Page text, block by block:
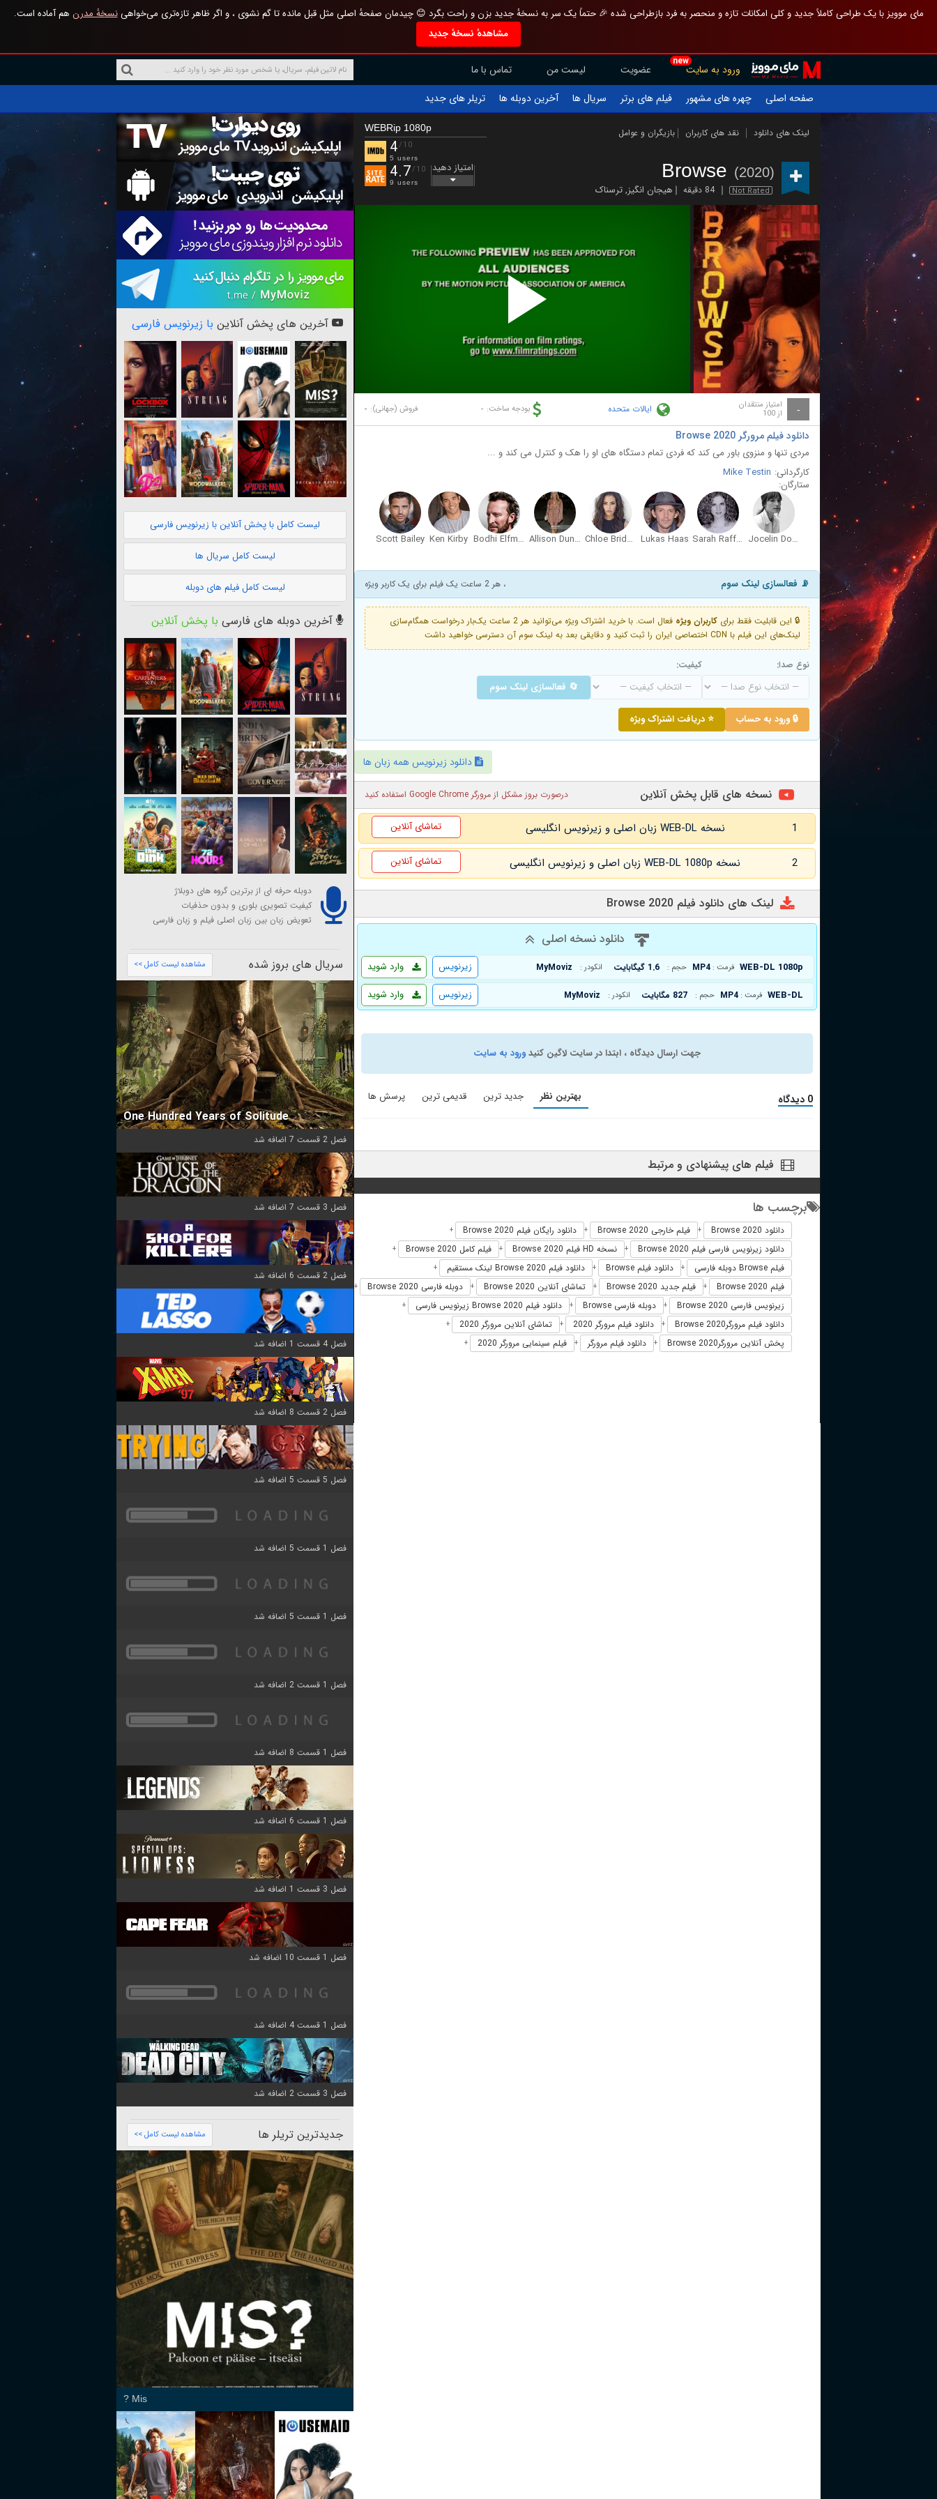
مای موویز با یک طراحی کاملاً جدید و کلی امکانات تازه و منحصر به فرد بازطراحی شده 🎉 حتماً یک سر به نسخهٔ جدید بزن و راحت بگرد 😊 چیدمان صفحهٔ اصلی مثل قبل مانده تا گم نشوی ، و اگر ظاهر تازه‌تری می‌خواهینسخهٔ مدرن هم آماده است.
مشاهدهٔ نسخهٔ جدید
new
ورود به سایت عضویت لیست من
تماس با ما
صفحه اصلی
چهره های مشهور فیلم های برتر سریال ها آخرین دوبله ها تریلر های جدید
لینک های دانلود نقد های کاربران بازیگران و عوامل
Browse (2020)
Not Rated 84 دقیقه هیجان انگیز,ترسناک
WEBRip 1080p
4/10
5 users
4.7/10
9 users
امتیاز دهید
Play
Video
- امتیاز منتقدان
از 100 ایالات متحده بودجه ساخت: - فروش (جهانی): -
دانلود فیلم مرورگر Browse 2020
مردی تنها و منزوی باور می کند که فردی تمام دستگاه های او را هک و کنترل می کند و ...
کارگردانی: Mike Testin
ستارگان:
Jocelin Donahue
Sarah Rafferty
Lukas Haas
Chloe Bridges
Allison Dunbar
Bodhi Elfman
Ken Kirby
Scott Bailey
📡 فعالسازی لینک سوم ، هر 2 ساعت یک فیلم برای یک کاربر ویژه
🔒 این قابلیت فقط برای کاربران ویژه
فعال است. با خرید اشتراک ویژه می‌توانید هر 2 ساعت یک‌بار درخواست همگام‌سازی
لینک‌های این فیلم با CDN اختصاصی ایران را ثبت کنید و دقایقی بعد به لینک سوم آن دسترسی خواهید داشت
نوع صدا: کیفیت:
🔄 فعالسازی لینک سوم
🔒 ورود به حساب ⭐ دریافت اشتراک ویژه
دانلود زیرنویس همه زبان ها
نسخه های قابل پخش آنلاین درصورت بروز مشکل از مرورگر Google Chrome استفاده کنید
1 نسخه WEB-DL زبان اصلی و زیرنویس انگلیسی تماشای آنلاین
2 نسخه WEB-DL 1080p زبان اصلی و زیرنویس انگلیسی تماشای آنلاین
لینک های دانلود فیلم Browse 2020
دانلود نسخه اصلی
WEB-DL 1080p فرمت : MP4 حجم : 1.6 گیگابایت انکودر : MyMoviz وارد شوید
زیرنویس
WEB-DL فرمت : MP4 حجم : 827 مگابایت انکودر : MyMoviz وارد شوید زیرنویس
جهت ارسال دیدگاه ، ابتدا در سایت لاگین کنیدورود به سایت
0 دیدگاه بهترین نظر جدید ترین قدیمی ترین پرسش ها
فیلم های پیشنهادی و مرتبط
برچسب ها
دانلود Browse 2020 + فیلم خارجی Browse 2020 + دانلود رایگان فیلم Browse 2020 +
دانلود زیرنویس فارسی فیلم Browse 2020 + نسخه HD فیلم Browse 2020 + فیلم کامل Browse 2020 +
فیلم Browse دوبله فارسی + دانلود فیلم Browse + دانلود فیلم Browse 2020 لینک مستقیم +
فیلم Browse 2020 + فیلم جدید Browse 2020 + تماشای آنلاین Browse 2020 + دوبله فارسی Browse 2020 +
زیرنویس فارسی Browse 2020 + دوبله فارسی Browse + دانلود فیلم Browse 2020 زیرنویس فارسی +
دانلود فیلم مرورگرBrowse 2020 + دانلود فیلم مرورگر 2020 + تماشای آنلاین مرورگر 2020 +
پخش آنلاین مرورگرBrowse 2020 + دانلود فیلم مرورگر + فیلم سینمایی مرورگر 2020 +
آخرین های پخش آنلاین با زیرنویس فارسی
لیست کامل با پخش آنلاین با زیرنویس فارسی
لیست کامل سریال ها
لیست کامل فیلم های دوبله
آخرین دوبله های فارسی با پخش آنلاین
دوبله حرفه ای از برترین گروه های دوبلاژ
کیفیت تصویری بلوری و بدون حذفیات
تعویض زبان بین زبان اصلی فیلم و زبان فارسی
سریال های بروز شده مشاهده لیست کامل >>
One Hundred Years of Solitude
فصل 2 قسمت 7 اضافه شد
فصل 3 قسمت 7 اضافه شد
فصل 2 قسمت 6 اضافه شد
فصل 4 قسمت 1 اضافه شد
فصل 2 قسمت 8 اضافه شد
فصل 5 قسمت 5 اضافه شد
فصل 1 قسمت 5 اضافه شد
فصل 1 قسمت 5 اضافه شد
فصل 1 قسمت 2 اضافه شد
فصل 1 قسمت 8 اضافه شد
فصل 1 قسمت 6 اضافه شد
فصل 3 قسمت 1 اضافه شد
فصل 1 قسمت 10 اضافه شد
فصل 1 قسمت 4 اضافه شد
فصل 3 قسمت 2 اضافه شد
جدیدترین تریلر ها مشاهده لیست کامل >>
Mis ?